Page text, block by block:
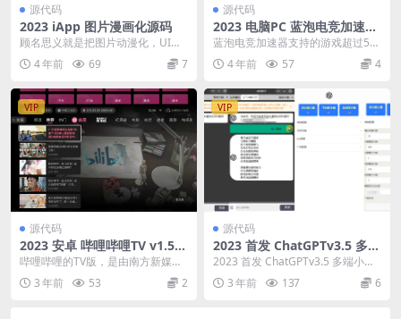
源代码
2023 iApp 图片漫画化源码
顾名思义就是把图片动漫化，UI依
旧是那个简陋的UI 凑活着用吧。二
改的自己写UI...
4 年前 69 7
源代码
2023 电脑PC 蓝泡电竞加速器
解锁无限时间版
蓝泡电竞加速器支持的游戏超过50
0+，但只能免费加速1小时，之后
就得每隔一小时手...
4 年前 57 4
VIP
源代码
2023 安卓 哔哩哔哩TV v1.5.
7.0 官方纯净版
哔哩哔哩的TV版，是由南方新媒体
与哔哩哔哩(B站)合作推出互联网电
视APP产品，...
3 年前 53 2
VIP
源代码
2023 首发 ChatGPTv3.5 多端
小程序源码 带流量主 视频教
程 修复版
2023 首发 ChatGPTv3.5 多端小程
序源码 带流量主 视频教程 修复...
3 年前 137 6